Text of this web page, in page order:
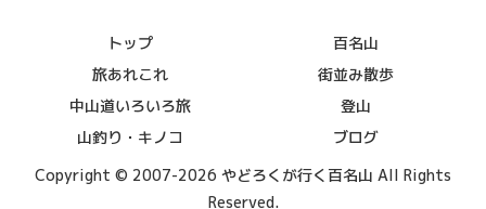
トップ
百名山
旅あれこれ
街並み散歩
中山道いろいろ旅
登山
山釣り・キノコ
ブログ
Copyright © 2007-2026 やどろくが行く百名山 All Rights
Reserved.